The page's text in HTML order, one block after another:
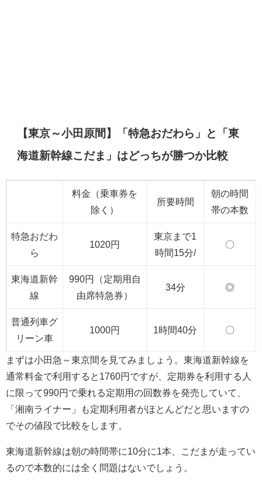
【東京～小田原間】「特急おだわら」と「東
海道新幹線こだま」はどっちが勝つか比較
料金（乗車券を
除く）
所要時間
朝の時間
帯の本数
特急おだわ
ら
1020円
東京まで1
時間15分/
〇
東海道新幹
線
990円（定期用自
由席特急券）
34分 ◎
普通列車グ
リーン車
1000円 1時間40分 〇
まずは小田急～東京間を見てみましょう。東海道新幹線を
通常料金で利用すると1760円ですが、定期券を利用する人
に限って990円で乗れる定期用の回数券を発売していて、
「湘南ライナー」も定期利用者がほとんどだと思いますの
でその値段で比較をします。
東海道新幹線は朝の時間帯に10分に1本、こだまが走ってい
るので本数的には全く問題はないでしょう。